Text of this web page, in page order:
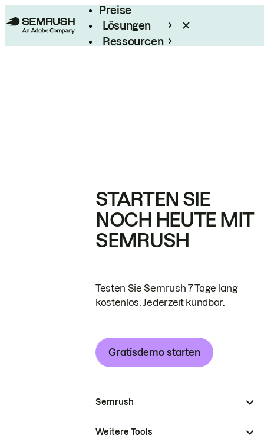
Preise
Lösungen
Ressourcen
STARTEN SIE
NOCH HEUTE MIT
SEMRUSH
Testen Sie Semrush 7 Tage lang
kostenlos. Jederzeit kündbar.
Gratisdemo starten
Semrush
Weitere Tools